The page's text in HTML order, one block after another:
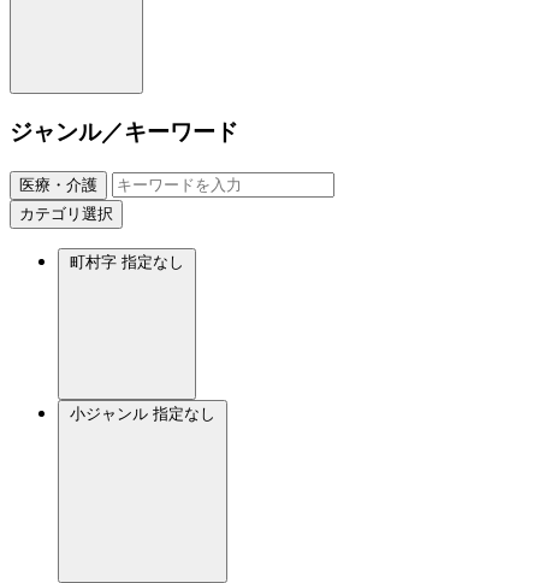
ジャンル／キーワード
医療・介護
カテゴリ選択
町村字 指定なし
小ジャンル 指定なし